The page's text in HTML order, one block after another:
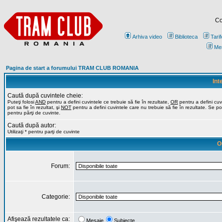
Arhiva video Biblioteca
Pagina de start a forumului TRAM CLUB ROMANIA
Caută după cuvintele cheie:
Puteţi folosiAND pentru a defini cuvintele ce trebuie să fie în rezultate, OR pentru a defini
pot sa fie în rezultat, şi NOT pentru a defini cuvintele care nu trebuie să fie în rezultate. Se
pentru părţi de cuvinte.
Caută după autor:
Utilizaţi * pentru parţi de cuvinte
Forum:
Categorie:
Afişează rezultatele ca: Mesaje Subiecte